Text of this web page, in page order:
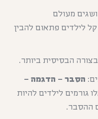
מעולם
לילדים פתאום להבין
הבסיסית ביותר.
הסבר – הדגמה –
גורמים לילדים להיות
ההסבר.